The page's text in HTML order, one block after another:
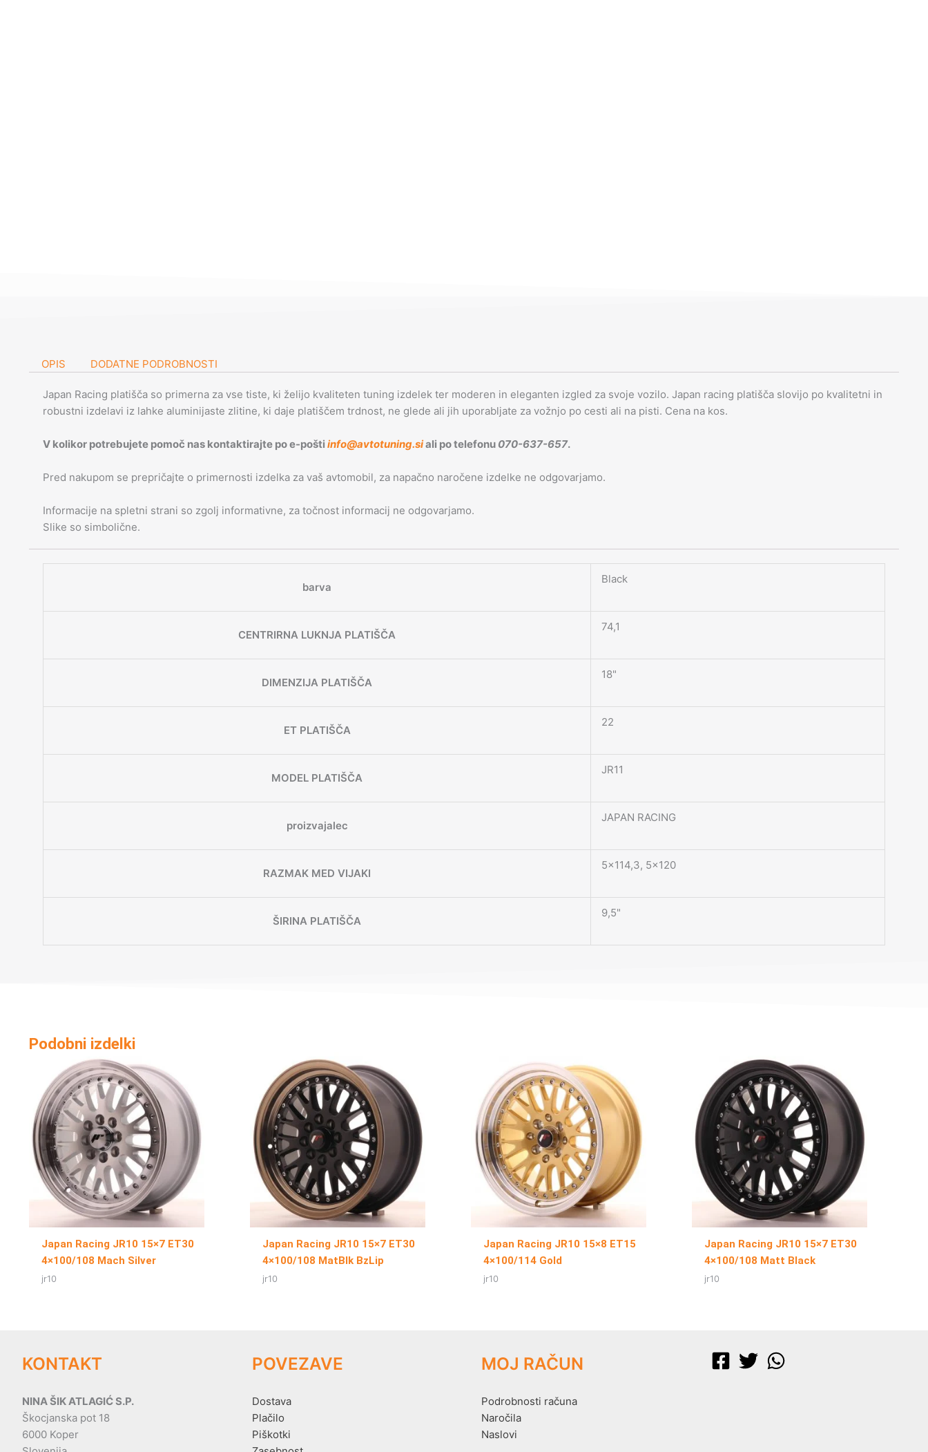
OPIS DODATNE PODROBNOSTI
Japan Racing platišča so primerna za vse tiste, ki želijo kvaliteten tuning izdelek ter moderen in eleganten izgled za svoje vozilo. Japan racing platišča slovijo po kvalitetni in
robustni izdelavi iz lahke aluminijaste zlitine, ki daje platiščem trdnost, ne glede ali jih uporabljate za vožnjo po cesti ali na pisti. Cena na kos.
V kolikor potrebujete pomoč nas kontaktirajte po e-pošti info@avtotuning.siali po telefonu 070-637-657.
Pred nakupom se prepričajte o primernosti izdelka za vaš avtomobil, za napačno naročene izdelke ne odgovarjamo.
Informacije na spletni strani so zgolj informativne, za točnost informacij ne odgovarjamo.
Slike so simbolične.
barva
Black
CENTRIRNA LUKNJA PLATIŠČA
74,1
DIMENZIJA PLATIŠČA
18"
ET PLATIŠČA
22
MODEL PLATIŠČA
JR11
proizvajalec
JAPAN RACING
RAZMAK MED VIJAKI
5×114,3, 5×120
ŠIRINA PLATIŠČA
9,5"
Podobni izdelki
Japan Racing JR10 15×7 ET30
4×100/108 Mach Silver
jr10
Japan Racing JR10 15×7 ET30
4×100/108 MatBlk BzLip
jr10
Japan Racing JR10 15×8 ET15
4×100/114 Gold
jr10
Japan Racing JR10 15×7 ET30
4×100/108 Matt Black
jr10
KONTAKT
NINA ŠIK ATLAGIĆ S.P.
Škocjanska pot 18
6000 Koper
POVEZAVE
Dostava
Plačilo
Piškotki
MOJ RAČUN
Podrobnosti računa
Naročila
Naslovi